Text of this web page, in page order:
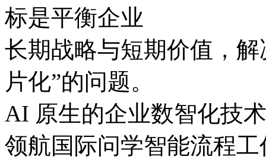
标是平衡企业
长期战略与短期价值，
片化”的问题。
AI 原生的企业数智化技
领航国际问学智能流程工